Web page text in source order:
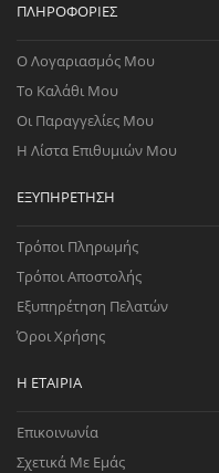
ΠΛΗΡΟΦΟΡΊΕΣ
Ο Λογαριασμός Μου
Το Καλάθι Μου
Οι Παραγγελίες Μου
Η Λίστα Επιθυμιών Μου
ΕΞΥΠΗΡΈΤΗΣΗ
Τρόποι Πληρωμής
Τρόποι Αποστολής
Εξυπηρέτηση Πελατών
Όροι Χρήσης
Η ΕΤΑΙΡΊΑ
Επικοινωνία
Σχετικά Με Εμάς